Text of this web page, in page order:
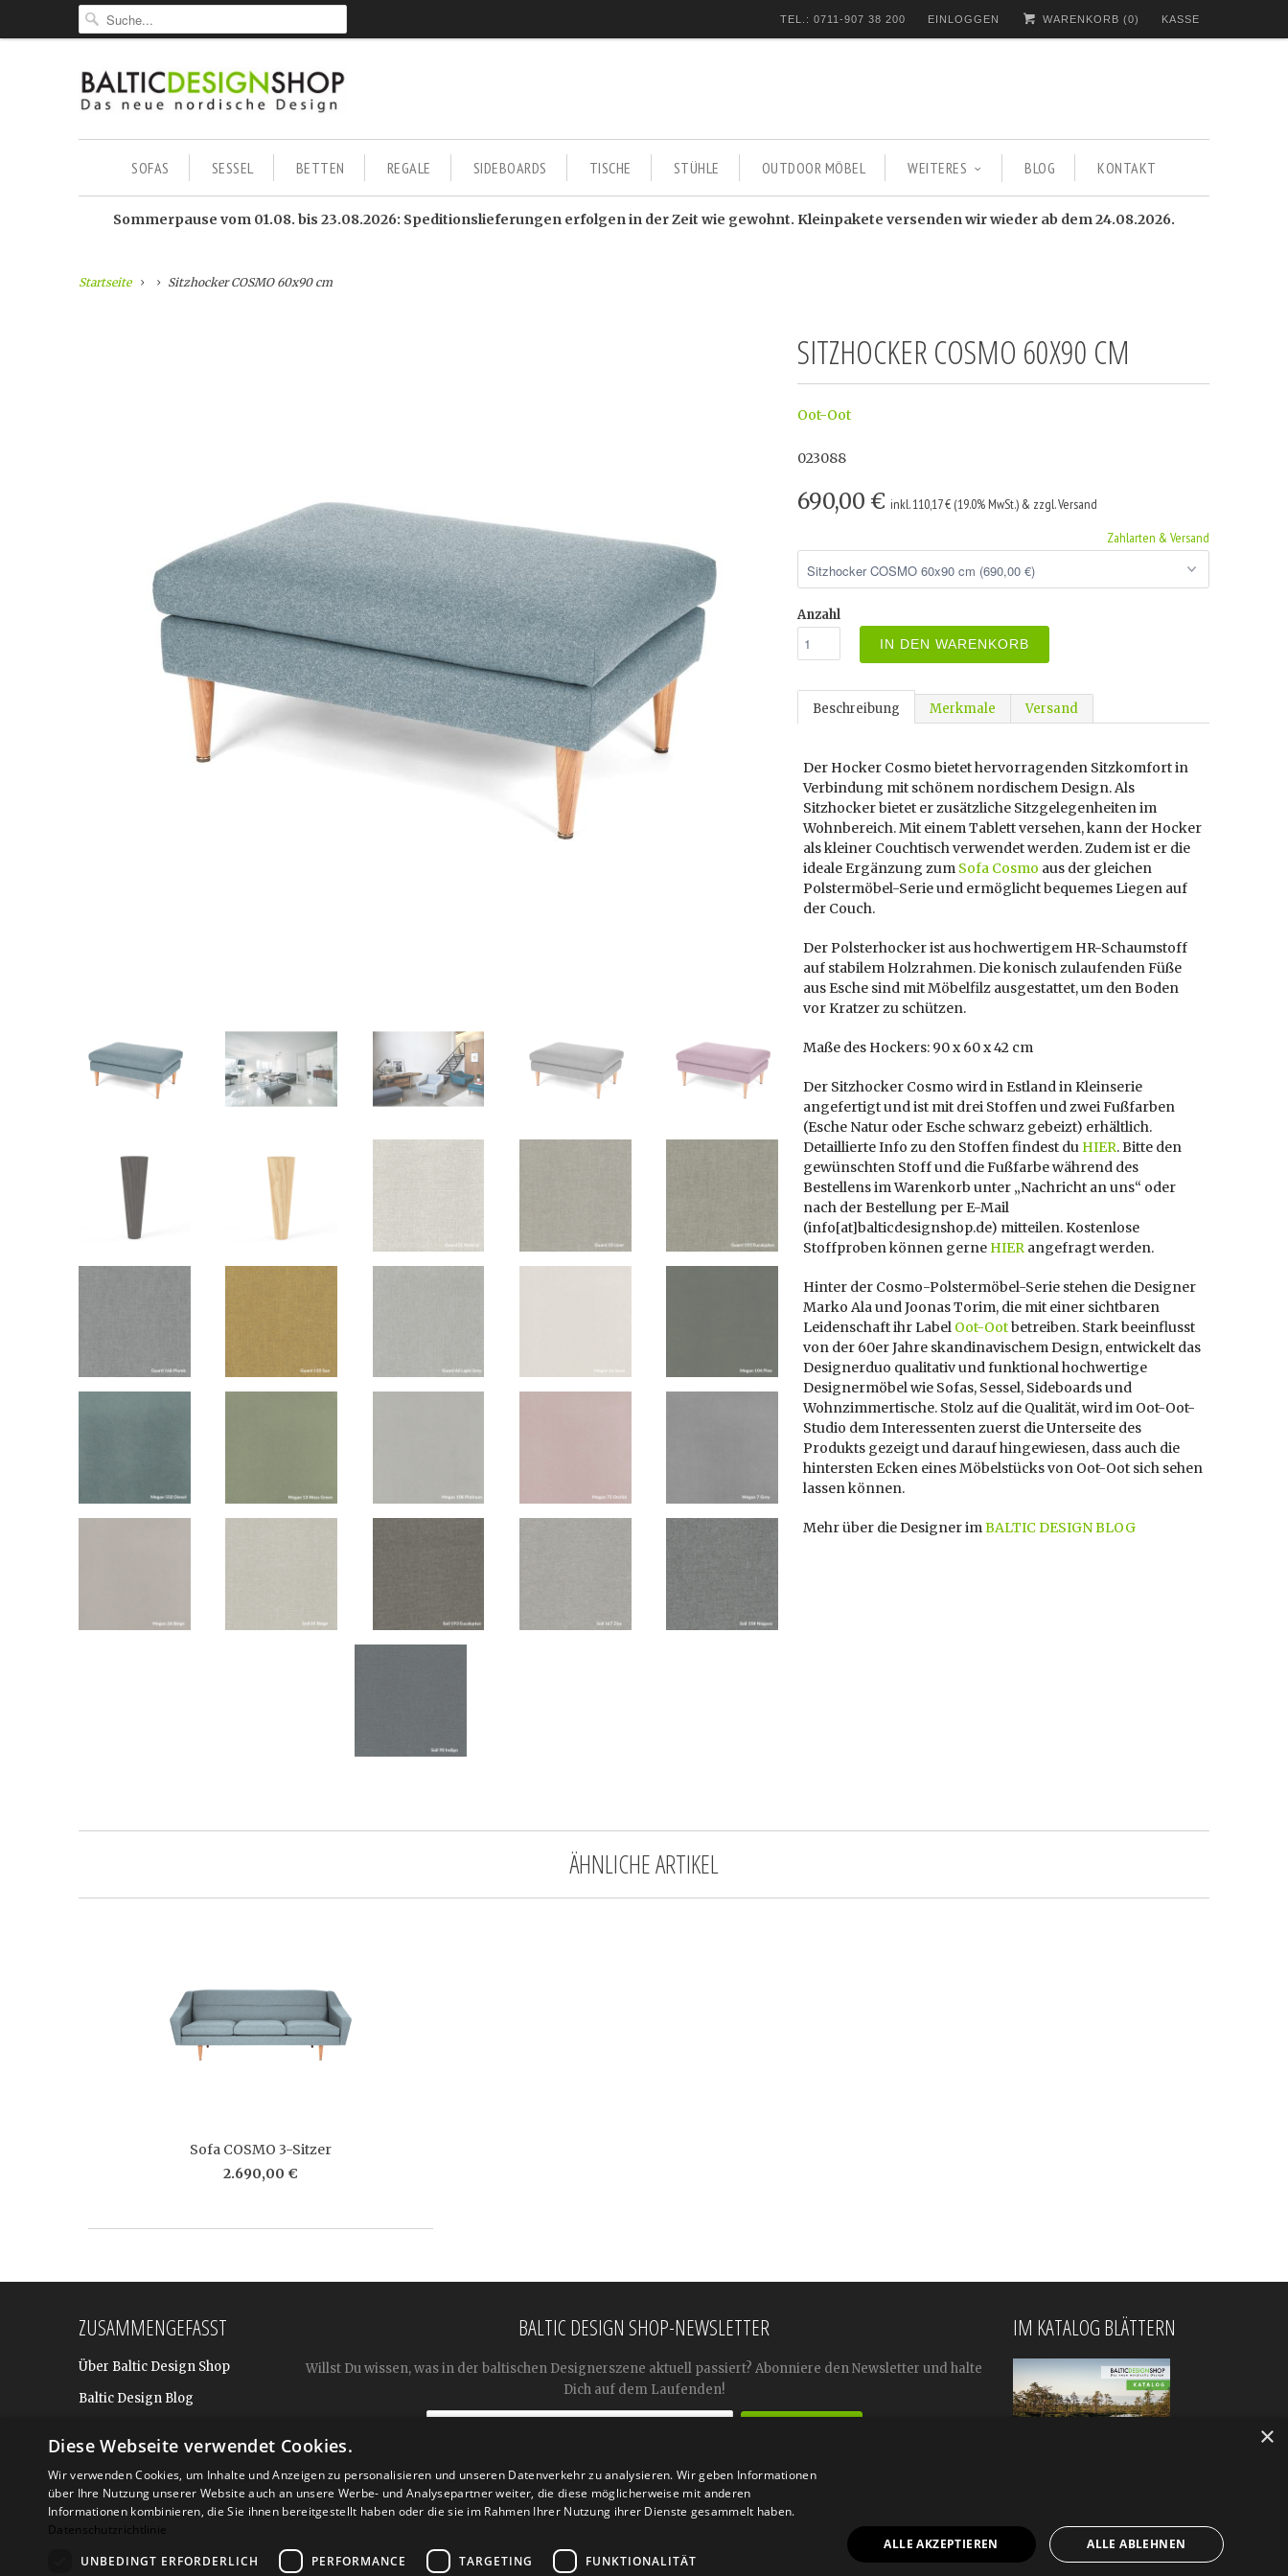
TEL.: 0711-907 38 200 EINLOGGEN WARENKORB (0) KASSE
SOFAS SESSEL BETTEN REGALE SIDEBOARDS TISCHE STÜHLE OUTDOOR MÖBEL WEITERES BLOG KONTAKT
Sommerpause vom 01.08. bis 23.08.2026: Speditionslieferungen erfolgen in der Zeit wie gewohnt. Kleinpakete versenden wir wieder ab dem 24.08.2026.
Startseite Sitzhocker COSMO 60x90 cm
SITZHOCKER COSMO 60X90 CM
Oot-Oot
023088
690,00 € inkl. 110,17 € (19.0% MwSt.) & zzgl. Versand
Zahlarten & Versand
Anzahl
IN DEN WARENKORB
Beschreibung Merkmale Versand
Der Hocker Cosmo bietet hervorragenden Sitzkomfort in
Verbindung mit schönem nordischem Design. Als
Sitzhocker bietet er zusätzliche Sitzgelegenheiten im
Wohnbereich. Mit einem Tablett versehen, kann der Hocker
als kleiner Couchtisch verwendet werden. Zudem ist er die
ideale Ergänzung zum Sofa Cosmo aus der gleichen
Polstermöbel-Serie und ermöglicht bequemes Liegen auf
der Couch.
Der Polsterhocker ist aus hochwertigem HR-Schaumstoff
auf stabilem Holzrahmen. Die konisch zulaufenden Füße
aus Esche sind mit Möbelfilz ausgestattet, um den Boden
vor Kratzer zu schützen.
Maße des Hockers: 90 x 60 x 42 cm
Der Sitzhocker Cosmo wird in Estland in Kleinserie
angefertigt und ist mit drei Stoffen und zwei Fußfarben
(Esche Natur oder Esche schwarz gebeizt) erhältlich.
Detaillierte Info zu den Stoffen findest du HIER. Bitte den
gewünschten Stoff und die Fußfarbe während des
Bestellens im Warenkorb unter „Nachricht an uns“ oder
nach der Bestellung per E-Mail
(info[at]balticdesignshop.de) mitteilen. Kostenlose
Stoffproben können gerne HIER angefragt werden.
Hinter der Cosmo-Polstermöbel-Serie stehen die Designer
Marko Ala und Joonas Torim, die mit einer sichtbaren
Leidenschaft ihr Label Oot-Ootbetreiben. Stark beeinflusst
von der 60er Jahre skandinavischem Design, entwickelt das
Designerduo qualitativ und funktional hochwertige
Designermöbel wie Sofas, Sessel, Sideboards und
Wohnzimmertische. Stolz auf die Qualität, wird im Oot-Oot-
Studio dem Interessenten zuerst die Unterseite des
Produkts gezeigt und darauf hingewiesen, dass auch die
hintersten Ecken eines Möbelstücks von Oot-Oot sich sehen
lassen können.
Mehr über die Designer imBALTIC DESIGN BLOG
ÄHNLICHE ARTIKEL
Sofa COSMO 3-Sitzer
2.690,00 €
ZUSAMMENGEFASST
Über Baltic Design Shop
Baltic Design Blog
Für BtoB: Design Geschenke
Shop
BALTIC DESIGN SHOP-NEWSLETTER
Willst Du wissen, was in der baltischen Designerszene aktuell passiert? Abonniere den Newsletter und halte
Dich auf dem Laufenden!

IM KATALOG BLÄTTERN
×
Diese Webseite verwendet Cookies.
Wir verwenden Cookies, um Inhalte und Anzeigen zu personalisieren und unseren Datenverkehr zu analysieren. Wir geben Informationen
über Ihre Nutzung unserer Website auch an unsere Werbe- und Analysepartner weiter, die diese möglicherweise mit anderen
Informationen kombinieren, die Sie ihnen bereitgestellt haben oder die sie im Rahmen Ihrer Nutzung ihrer Dienste gesammelt haben.
Datenschutzrichtlinie
UNBEDINGT ERFORDERLICH
PERFORMANCE TARGETING FUNKTIONALITÄT
ALLE AKZEPTIEREN ALLE ABLEHNEN